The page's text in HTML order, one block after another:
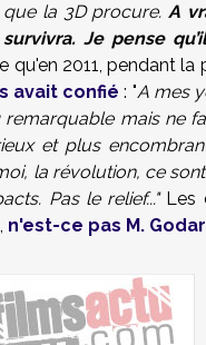
que la 3D procure.A
Je pense qu’il
qu'en 2011, pendant la
avait confié : "A mes
mais ne
et plus
la révolution, ce
. Pas le relief..." Les
n'est-ce pas M.